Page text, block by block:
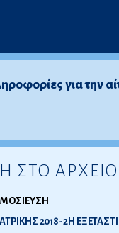
για την
ΣΤΟ